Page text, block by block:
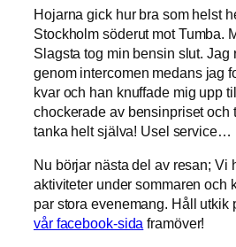
Hojarna gick hur bra som helst
Stockholm söderut mot Tumba.
Slagsta tog min bensin slut. Jag
genom intercomen medans jag
kvar och han knuffade mig upp
chockerade av bensinpriset och
tanka helt själva! Usel service…
Nu börjar nästa del av resan; Vi
aktiviteter under sommaren och
par stora evenemang. Håll utkik
vår facebook-sida framöver!